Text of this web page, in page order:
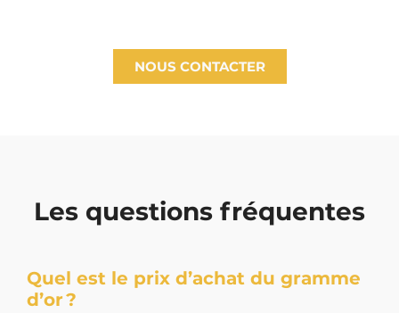
NOUS CONTACTER
Les questions fréquentes
Quel est le prix d’achat du gramme
d’or ?